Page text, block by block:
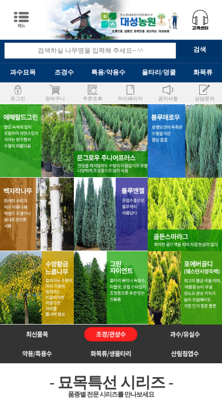
과수묘목 조경수 특용/약용수 울타리/덩쿨 화목류
로그인 장바구니 주문조회 마이페이지 공지사항 상담문의
- 묘목특선 시리즈 -
품종별 전문 시리즈를 만나보세요